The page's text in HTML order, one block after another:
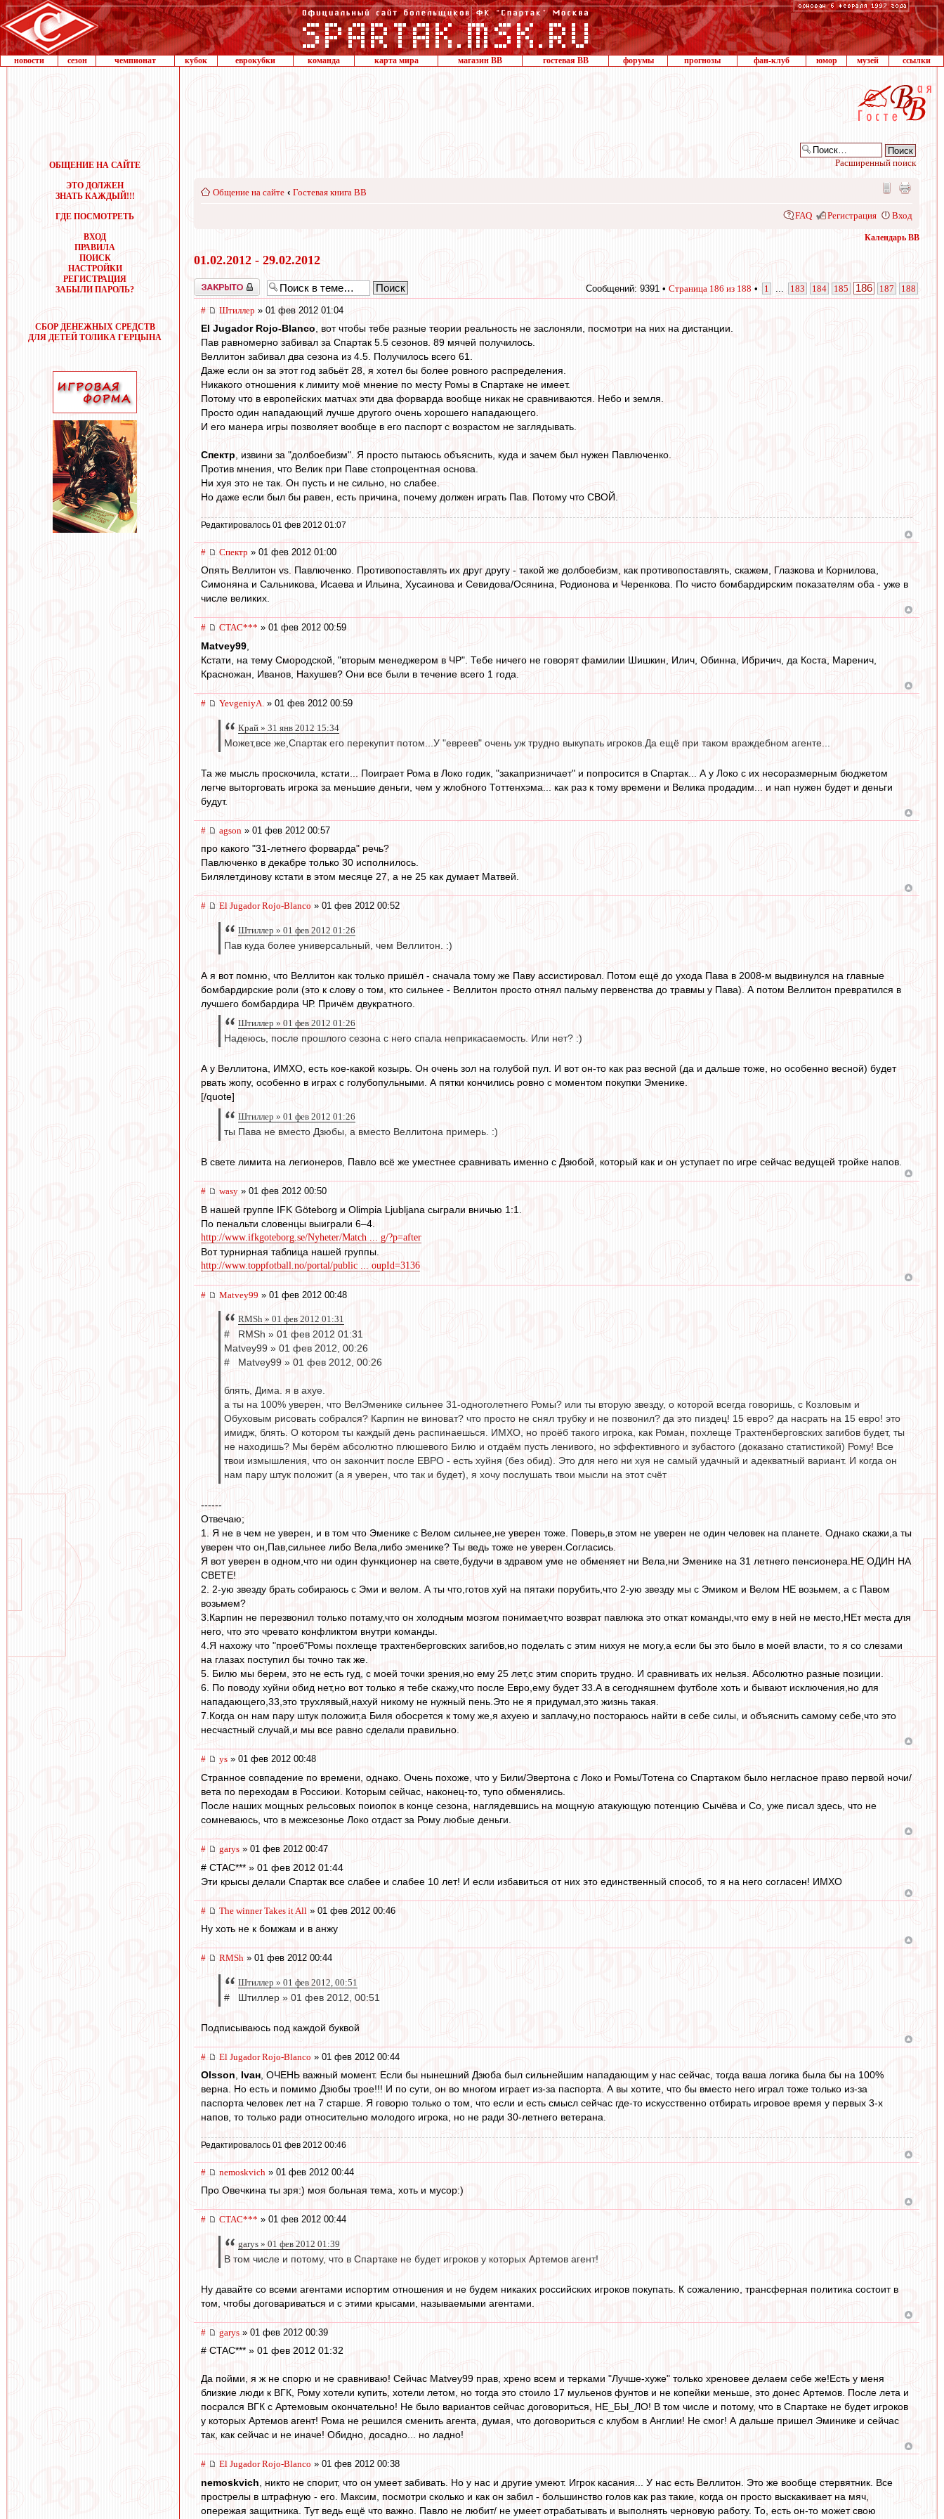
новости сезон чемпионат кубок еврокубки команда карта мира магазин ВВ гостевая ВВ форумы прогнозы фан-клуб юмор музей ссылки
ОБЩЕНИЕ НА САЙТЕ
ЭТО ДОЛЖЕН
ЗНАТЬ КАЖДЫЙ!!!
ГДЕ ПОСМОТРЕТЬ
ВХОД
ПРАВИЛА
ПОИСК
НАСТРОЙКИ
РЕГИСТРАЦИЯ
ЗАБЫЛИ ПАРОЛЬ?
СБОР ДЕНЕЖНЫХ СРЕДСТВ
ДЛЯ ДЕТЕЙ ТОЛИКА ГЕРЦЫНА
Расширенный поиск
Общение на сайте ‹ Гостевая книга ВВ
FAQ Регистрация Вход
Календарь ВВ
01.02.2012 - 29.02.2012
Закрыто Сообщений: 9391 • Страница 186 из 188 • 1 183 184 185 186 187 188
# Штиллер » 01 фев 2012 01:04
El Jugador Rojo-Blanco, вот чтобы тебе разные теории реальность не заслоняли, посмотри на них на дистанции.
Пав равномерно забивал за Спартак 5.5 сезонов. 89 мячей получилось.
Веллитон забивал два сезона из 4.5. Получилось всего 61.
Даже если он за этот год забьёт 28, я хотел бы более ровного распределения.
Никакого отношения к лимиту моё мнение по месту Ромы в Спартаке не имеет.
Потому что в европейских матчах эти два форварда вообще никак не сравниваются. Небо и земля.
Просто один нападающий лучше другого очень хорошего нападающего.
И его манера игры позволяет вообще в его паспорт с возрастом не заглядывать.
Спектр, извини за "долбоебизм". Я просто пытаюсь объяснить, куда и зачем был нужен Павлюченко.
Против мнения, что Велик при Паве стопроцентная основа.
Ни хуя это не так. Он пусть и не сильно, но слабее.
Но даже если был бы равен, есть причина, почему должен играть Пав. Потому что СВОЙ.
Редактировалось 01 фев 2012 01:07
# Спектр » 01 фев 2012 01:00
Опять Веллитон vs. Павлюченко. Противопоставлять их друг другу - такой же долбоебизм, как противопоставлять, скажем, Глазкова и Корнилова,
Симоняна и Сальникова, Исаева и Ильина, Хусаинова и Севидова/Осянина, Родионова и Черенкова. По чисто бомбардирским показателям оба - уже в
числе великих.
# CTAC*** » 01 фев 2012 00:59
Matvey99
Кстати, на тему Смородской, "вторым менеджером в ЧР". Тебе ничего не говорят фамилии Шишкин, Илич, Обинна, Ибричич, да Коста, Маренич,
Красножан, Иванов, Нахушев? Они все были в течение всего 1 года.
# YevgeniyA. » 01 фев 2012 00:59
Край » 31 янв 2012 15:34
Может,все же,Спартак его перекупит потом...У "евреев" очень уж трудно выкупать игроков.Да ещё при таком враждебном агенте...
Та же мысль проскочила, кстати... Поиграет Рома в Локо годик, "закапризничает" и попросится в Спартак... А у Локо с их несоразмерным бюджетом
легче выторговать игрока за меньшие деньги, чем у жлобного Тоттенхэма... как раз к тому времени и Велика продадим... и нап нужен будет и деньги
будут.
# agson » 01 фев 2012 00:57
про какого "31-летнего форварда" речь?
Павлюченко в декабре только 30 исполнилось.
Билялетдинову кстати в этом месяце 27, а не 25 как думает Матвей.
# El Jugador Rojo-Blanco » 01 фев 2012 00:52
Штиллер » 01 фев 2012 01:26
Пав куда более универсальный, чем Веллитон. :)
А я вот помню, что Веллитон как только пришёл - сначала тому же Паву ассистировал. Потом ещё до ухода Пава в 2008-м выдвинулся на главные
бомбардирские роли (это к слову о том, кто сильнее - Веллитон просто отнял пальму первенства до травмы у Пава). А потом Веллитон превратился в
лучшего бомбардира ЧР. Причём двукратного.
Штиллер » 01 фев 2012 01:26
Надеюсь, после прошлого сезона с него спала неприкасаемость. Или нет? :)
А у Веллитона, ИМХО, есть кое-какой козырь. Он очень зол на голубой пул. И вот он-то как раз весной (да и дальше тоже, но особенно весной) будет
рвать жопу, особенно в играх с голубопульными. А пятки кончились ровно с моментом покупки Эменике.
[/quote]
Штиллер » 01 фев 2012 01:26
ты Пава не вместо Дзюбы, а вместо Веллитона примерь. :)
В свете лимита на легионеров, Павло всё же уместнее сравнивать именно с Дзюбой, который как и он уступает по игре сейчас ведущей тройке напов.
# wasy » 01 фев 2012 00:50
В нашей группе IFK Göteborg и Olimpia Ljubljana сыграли вничью 1:1.
По пенальти словенцы выиграли 6–4.
http://www.ifkgoteborg.se/Nyheter/Match ... g/?p=after
Вот турнирная таблица нашей группы.
http://www.toppfotball.no/portal/public ... oupId=3136
# Matvey99 » 01 фев 2012 00:48
RMSh » 01 фев 2012 01:31
# RMSh » 01 фев 2012 01:31
Matvey99 » 01 фев 2012, 00:26
# Matvey99 » 01 фев 2012, 00:26
блять, Дима. я в ахуе.
а ты на 100% уверен, что ВелЭменике сильнее 31-одноголетнего Ромы? или ты вторую звезду, о которой всегда говоришь, с Козловым и
Обуховым рисовать собрался? Карпин не виноват? что просто не снял трубку и не позвонил? да это пиздец! 15 евро? да насрать на 15 евро! это
имидж, блять. О котором ты каждый день распинаешься. ИМХО, но проёб такого игрока, как Роман, похлеще Трахтенберговских загибов будет, ты
не находишь? Мы берём абсолютно плюшевого Билю и отдаём пусть ленивого, но эффективного и зубастого (доказано статистикой) Рому! Все
твои измышления, что он закончит после ЕВРО - есть хуйня (без обид). Это для него ни хуя не самый удачный и адекватный вариант. И когда он
нам пару штук положит (а я уверен, что так и будет), я хочу послушать твои мысли на этот счёт
------
Отвечаю;
1. Я не в чем не уверен, и в том что Эменике с Велом сильнее,не уверен тоже. Поверь,в этом не уверен не один человек на планете. Однако скажи,а ты
уверен что он,Пав,сильнее либо Вела,либо эменике? Ты ведь тоже не уверен.Согласись.
Я вот уверен в одном,что ни один функционер на свете,будучи в здравом уме не обменяет ни Вела,ни Эменике на 31 летнего пенсионера.НЕ ОДИН НА
СВЕТЕ!
2. 2-ую звезду брать собираюсь с Эми и велом. А ты что,готов хуй на пятаки порубить,что 2-ую звезду мы с Эмиком и Велом НЕ возьмем, а с Павом
возьмем?
3.Карпин не перезвонил только потаму,что он холодным мозгом понимает,что возврат павлюка это откат команды,что ему в ней не место,НЕт места для
него, что это чревато конфликтом внутри команды.
4.Я нахожу что "проеб"Ромы похлеще трахтенберговских загибов,но поделать с этим нихуя не могу,а если бы это было в моей власти, то я со слезами
на глазах поступил бы точно так же.
5. Билю мы берем, это не есть гуд, с моей точки зрения,но ему 25 лет,с этим спорить трудно. И сравнивать их нельзя. Абсолютно разные позиции.
6. По поводу хуйни обид нет,но вот только я тебе скажу,что после Евро,ему будет 33.А в сегодняшнем футболе хоть и бывают исключения,но для
нападающего,33,это трухлявый,нахуй никому не нужный пень.Это не я придумал,это жизнь такая.
7.Когда он нам пару штук положит,а Биля обосрется к тому же,я ахуею и заплачу,но постораюсь найти в себе силы, и объяснить самому себе,что это
несчастный случай,и мы все равно сделали правильно.
# ys » 01 фев 2012 00:48
Странное совпадение по времени, однако. Очень похоже, что у Били/Эвертона с Локо и Ромы/Тотена со Спартаком было негласное право первой ночи/
вета по переходам в Россиюи. Которым сейчас, наконец-то, тупо обменялись.
После наших мощных рельсовых поиопок в конце сезона, наглядевшись на мощную атакующую потенцию Сычёва и Со, уже писал здесь, что не
сомневаюсь, что в межсезонье Локо отдаст за Рому любые деньги.
# garys » 01 фев 2012 00:47
# CTAC*** » 01 фев 2012 01:44
Эти крысы делали Спартак все слабее и слабее 10 лет! И если избавиться от них это единственный способ, то я на него согласен! ИМХО
# The winner Takes it All » 01 фев 2012 00:46
Ну хоть не к бомжам и в анжу
# RMSh » 01 фев 2012 00:44
Штиллер » 01 фев 2012, 00:51
# Штиллер » 01 фев 2012, 00:51
Подписываюсь под каждой буквой
# El Jugador Rojo-Blanco » 01 фев 2012 00:44
Olsson, Ivан, ОЧЕНЬ важный момент. Если бы нынешний Дзюба был сильнейшим нападающим у нас сейчас, тогда ваша логика была бы на 100%
верна. Но есть и помимо Дзюбы трое!!! И по сути, он во многом играет из-за паспорта. А вы хотите, что бы вместо него играл тоже только из-за
паспорта человек лет на 7 старше. Я говорю только о том, что если и есть смысл сейчас где-то искусственно отбирать игровое время у первых 3-х
напов, то только ради относительно молодого игрока, но не ради 30-летнего ветерана.
Редактировалось 01 фев 2012 00:46
# nemoskvich » 01 фев 2012 00:44
Про Овечкина ты зря:) моя больная тема, хоть и мусор:)
# CTAC*** » 01 фев 2012 00:44
garys » 01 фев 2012 01:39
В том числе и потому, что в Спартаке не будет игроков у которых Артемов агент!
Ну давайте со всеми агентами испортим отношения и не будем никаких российских игроков покупать. К сожалению, трансферная политика состоит в
том, чтобы договариваться и с этими крысами, называемыми агентами.
# garys » 01 фев 2012 00:39
# CTAC*** » 01 фев 2012 01:32
Да пойми, я ж не спорю и не сравниваю! Сейчас Matvey99 прав, хрено всем и терками "Лучше-хуже" только хреновее делаем себе же!Есть у меня
близкие люди к ВГК, Рому хотели купить, хотели летом, но тогда это стоило 17 мульенов фунтов и не копейки меньше, это донес Артемов. После лета и
посрался ВГК с Артемовым окончательно! Не было вариантов сейчас договориться, НЕ_БЫ_ЛО! В том числе и потому, что в Спартаке не будет игроков
у которых Артемов агент! Рома не решился сменить агента, думая, что договориться с клубом в Англии! Не смог! А дальше пришел Эминике и сейчас
так, как сейчас и не иначе! Обидно, досадно... но ладно!
# El Jugador Rojo-Blanco » 01 фев 2012 00:38
nemoskvich , никто не спорит, что он умеет забивать. Но у нас и другие умеют. Игрок касания... У нас есть Веллитон. Это же вообще стервятник. Все
прострелы в штрафную - его. Максим, посмотри сколько и как он забил - большинство голов как раз такие, когда он просто выскакивает на мяч,
опережая защитника. Тут ведь ещё что важно. Павло не любит/ не умеет отрабатывать и выполнять черновую работу. То, есть он-то может свою